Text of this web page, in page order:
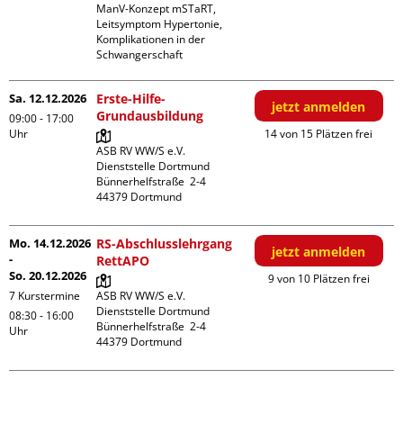
ManV-Konzept mSTaRT,
Leitsymptom Hypertonie,
Komplikationen in der
Schwangerschaft
Sa. 12.12.2026
09:00 - 17:00
Uhr
Erste-Hilfe-
Grundausbildung
ASB RV WW/S e.V.
Dienststelle Dortmund
Bünnerhelfstraße  2-4
jetzt anmelden
14 von 15 Plätzen frei
Mo. 14.12.2026
-
So. 20.12.2026
7 Kurstermine
08:30 - 16:00
Uhr
RS-Abschlusslehrgang
RettAPO
ASB RV WW/S e.V.
Dienststelle Dortmund
Bünnerhelfstraße  2-4
jetzt anmelden
9 von 10 Plätzen frei